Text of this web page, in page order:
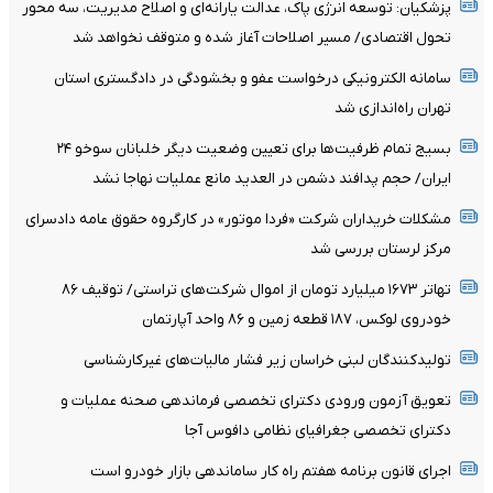
پزشکیان: توسعه انرژی پاک، عدالت یارانه‌ای و اصلاح مدیریت، سه محور
تحول اقتصادی/ مسیر اصلاحات آغاز شده و متوقف نخواهد شد
سامانه الکترونیکی درخواست عفو و بخشودگی در دادگستری استان
تهران راه‌اندازی شد
بسیج تمام ظرفیت‌ها برای تعیین وضعیت دیگر خلبانان سوخو ۲۴
ایران/ حجم پدافند دشمن در العدید مانع عملیات نهاجا نشد
مشکلات خریداران شرکت «فردا موتور» در کارگروه حقوق عامه دادسرای
مرکز لرستان بررسی شد
تهاتر ۱۶۷۳ میلیارد تومان از اموال شرکت‌های تراستی/ توقیف ۸۶
خودروی لوکس، ۱۸۷ قطعه زمین و ۸۶ واحد آپارتمان
تولیدکنندگان لبنی خراسان زیر فشار مالیات‌های غیرکارشناسی
تعویق آزمون ورودی دکترای تخصصی فرماندهی صحنه عملیات و
دکترای تخصصی جغرافیای نظامی دافوس آجا
اجرای قانون برنامه هفتم راه کار ساماندهی بازار خودرو است